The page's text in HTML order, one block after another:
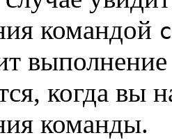
командой
выполнение
когда вы
команды.